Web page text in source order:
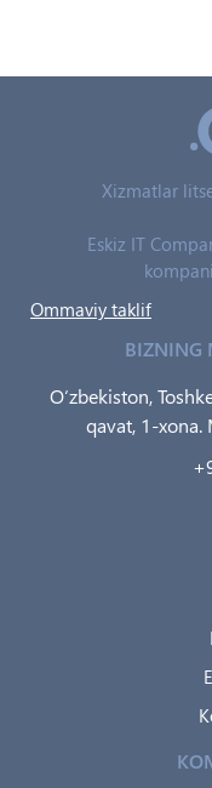
Xizmatlar
Eskiz IT
Ommaviy taklif
BIZNING
O‘zbekiston,
qavat, 1-xona.